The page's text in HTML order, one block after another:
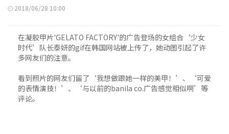
2018/06/28 10:00
在凝胶甲片'GELATO FACTORY'的广告登场的女组合‘少女
时代’队长泰妍的gif在韩国网站被上传了，她动图引起了许
多网友们的注意。
看到照片的网友们留了‘我想做跟她一样的美甲！’、‘可爱
的表情演技！’、‘与以前的banila co.广告感觉相似啊’等
评论。